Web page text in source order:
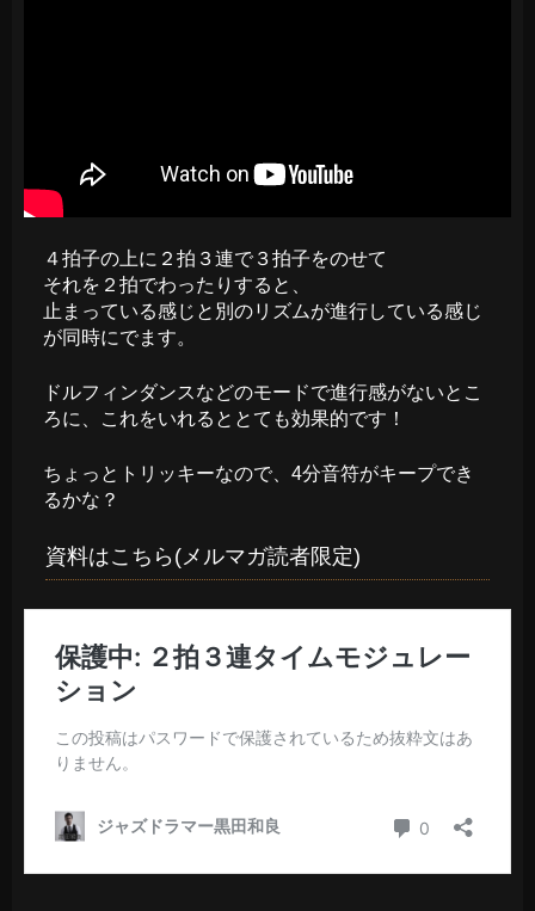
４拍子の上に２拍３連で３拍子をのせて
それを２拍でわったりすると、
止まっている感じと別のリズムが進行している感じ
が同時にでます。
ドルフィンダンスなどのモードで進行感がないとこ
ろに、これをいれるととても効果的です！
ちょっとトリッキーなので、4分音符がキープでき
るかな？
資料はこちら(メルマガ読者限定)